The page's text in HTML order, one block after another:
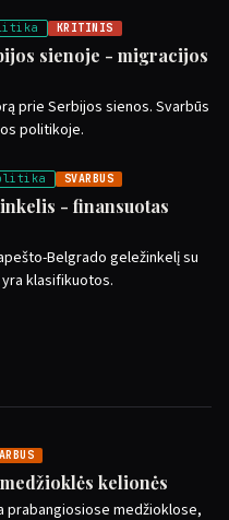
KRITINIS
sienoje - migracijos
prie Serbijos sienos. Svarbūs
politikoje.
SVARBUS
- finansuotas
Belgrado geležinkelį su
klasifikuotos.
kelionės
prabangiosiose medžioklose,